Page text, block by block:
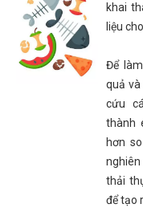
khai
liệu
Để
quả
cứu
thành
hơn
thải
để tạo